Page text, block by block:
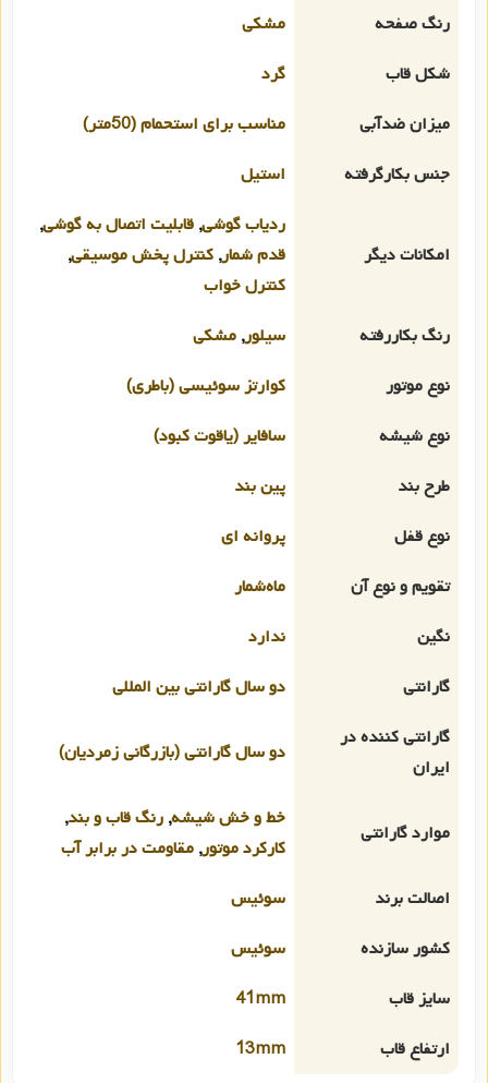
رنگ صفحه
مشکی
شکل قاب
گرد
میزان ضدآبی
مناسب برای استحمام (50متر)
جنس بکارگرفته
استیل
امکانات دیگر
ردیاب گوشی, قابلیت اتصال به گوشی,
قدم شمار, کنترل پخش موسیقی,
کنترل خواب
رنگ بکاررفته
سیلور, مشکی
نوع موتور
کوارتز سوئیسی (باطری)
نوع شیشه
سافایر (یاقوت کبود)
طرح بند
پین بند
نوع قفل
پروانه ای
تقویم و نوع آن
ماه‌شمار
نگین
ندارد
گارانتی
دو سال گارانتی بین المللی
گارانتی کننده در
ایران
دو سال گارانتی (بازرگانی زمردیان)
موارد گارانتی
خط و خش شیشه, رنگ قاب و بند,
کارکرد موتور, مقاومت در برابر آب
اصالت برند
سوئیس
کشور سازنده
سوئیس
سایز قاب
41mm
ارتفاع قاب
13mm